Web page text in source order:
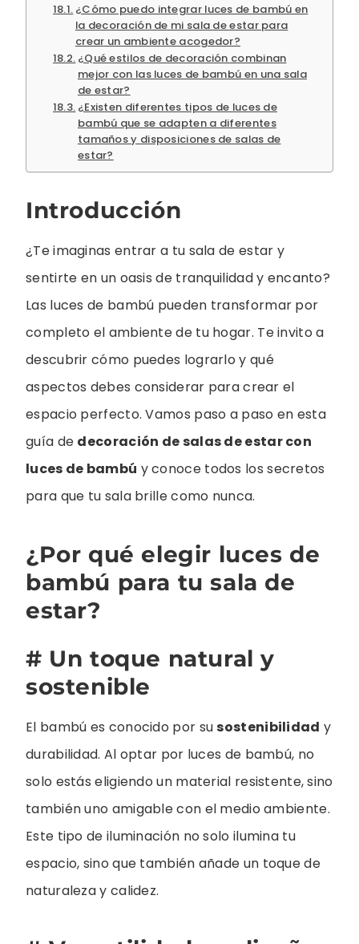
¿Cómo puedo integrar luces de bambú en
la decoración de mi sala de estar para
crear un ambiente acogedor?
¿Qué estilos de decoración combinan
mejor con las luces de bambú en una sala
de estar?
¿Existen diferentes tipos de luces de
bambú que se adapten a diferentes
tamaños y disposiciones de salas de
estar?
Introducción
¿Te imaginas entrar a tu sala de estar y
sentirte en un oasis de tranquilidad y encanto?
Las luces de bambú pueden transformar por
completo el ambiente de tu hogar. Te invito a
descubrir cómo puedes lograrlo y qué
aspectos debes considerar para crear el
espacio perfecto. Vamos paso a paso en esta
guía de decoración de salas de estar con
luces de bambú y conoce todos los secretos
para que tu sala brille como nunca.
¿Por qué elegir luces de
bambú para tu sala de
estar?
# Un toque natural y
sostenible
El bambú es conocido por susostenibilidad y
durabilidad. Al optar por luces de bambú, no
solo estás eligiendo un material resistente, sino
también uno amigable con el medio ambiente.
Este tipo de iluminación no solo ilumina tu
espacio, sino que también añade un toque de
naturaleza y calidez.